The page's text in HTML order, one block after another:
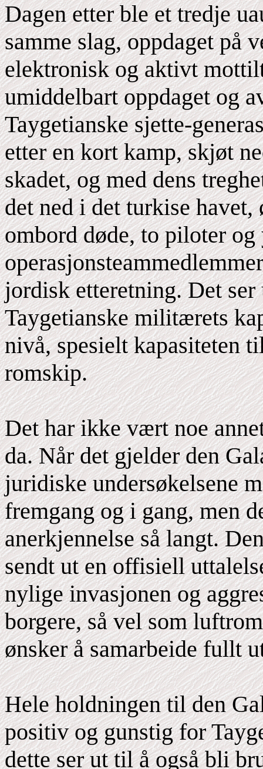
Dagen etter ble et tredje
samme slag, oppdaget på
elektronisk og aktivt
umiddelbart oppdaget og
Taygetianske sjette-
etter en kort kamp, skjøt
skadet, og med dens
det ned i det turkise
ombord døde, to piloter
jordisk etteretning. Det
Taygetianske militærets
nivå, spesielt kapasiteten
romskip.
Det har ikke vært noe
da. Når det gjelder den
juridiske undersøkelsene
fremgang og i gang, men
anerkjennelse så langt.
sendt ut en offisiell
nylige invasjonen og
borgere, så vel som
ønsker å samarbeide fullt
Hele holdningen til den
positiv og gunstig for
dette ser ut til å også bli